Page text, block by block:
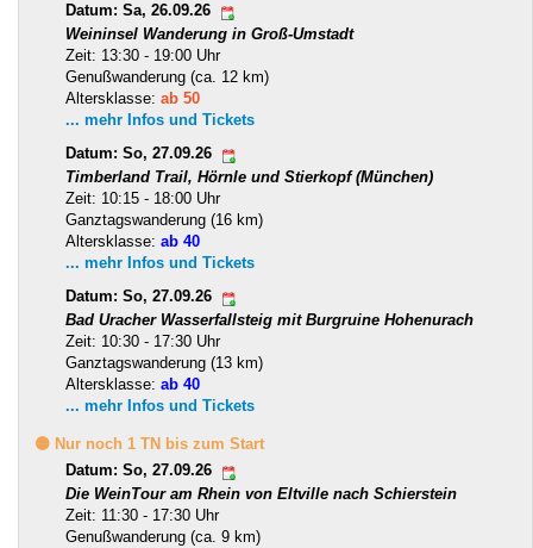
Datum: Sa, 26.09.26
Weininsel Wanderung in Groß-Umstadt
Zeit: 13:30 - 19:00 Uhr
Genußwanderung (ca. 12 km)
Altersklasse: ab 50
... mehr Infos und Tickets
Datum: So, 27.09.26
Timberland Trail, Hörnle und Stierkopf (München)
Zeit: 10:15 - 18:00 Uhr
Ganztagswanderung (16 km)
Altersklasse: ab 40
... mehr Infos und Tickets
Datum: So, 27.09.26
Bad Uracher Wasserfallsteig mit Burgruine Hohenurach
Zeit: 10:30 - 17:30 Uhr
Ganztagswanderung (13 km)
Altersklasse: ab 40
... mehr Infos und Tickets
🟡 Nur noch 1 TN bis zum Start
Datum: So, 27.09.26
Die WeinTour am Rhein von Eltville nach Schierstein
Zeit: 11:30 - 17:30 Uhr
Genußwanderung (ca. 9 km)